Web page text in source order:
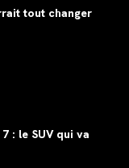
tout changer
: le SUV qui va